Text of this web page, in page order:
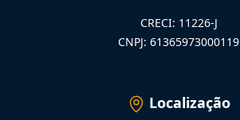
CRECI: 11226-J
CNPJ: 61365973000119
Localização